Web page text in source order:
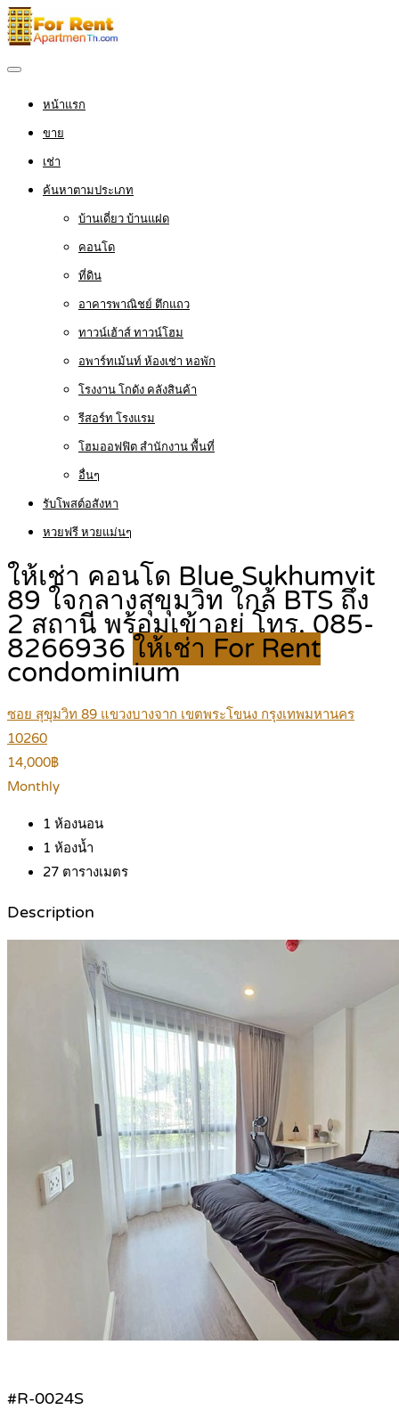
หน้าแรก
ขาย
เช่า
ค้นหาตามประเภท
บ้านเดี่ยว บ้านแฝด
คอนโด
ที่ดิน
อาคารพาณิชย์ ตึกแถว
ทาวน์เฮ้าส์ ทาวน์โฮม
อพาร์ทเม้นท์ ห้องเช่า หอพัก
โรงงาน โกดัง คลังสินค้า
รีสอร์ท โรงแรม
โฮมออฟฟิต สำนักงาน พื้นที่
อื่นๆ
รับโพสต์อสังหา
หวยฟรี หวยแม่นๆ
ให้เช่า คอนโด Blue Sukhumvit
89 ใจกลางสุขุมวิท ใกล้ BTS ถึง
2 สถานี พร้อมเข้าอยู่ โทร. 085-
8266936 ให้เช่า For Rent
condominium
ซอย สุขุมวิท 89 แขวงบางจาก เขตพระโขนง กรุงเทพมหานคร
10260
14,000฿
Monthly
1 ห้องนอน
1 ห้องน้ำ
27 ตารางเมตร
Description
#R-0024S